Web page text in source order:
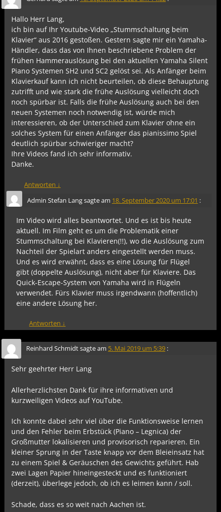
Hallo Herr Lang,
ich bin auf Ihr Youtube-Video „Stummschaltung beim
Klavier“ aus 2016 gestoßen. Gestern sagte mir ein Yamaha-
Händler, dass das von Ihnen beschriebene Problem der
frühen Hammerauslösung bei den aktuellen Yamaha Silent
Piano Systemen SH2 und SC2 gelöst sei. Als Anfänger beim
Klavierkauf kann ich nicht beurteilen, ob diese Behauptung
zutrifft und wie stark die frühe Auslösung vielleicht doch
noch spürbar ist. Falls die frühe Auslösung auch bei den
neuen Systemen noch notwendig ist, würde mich
interessieren, ob der Unterschied zum Klavier ohne ein
solches System für einen Anfänger das pianissimo Spiel
deutlich spürbar schwieriger macht?
Ihre Videos fand ich sehr informativ.
Danke.
Antworten ↓
Admin Stefan Langsagte am 18. September 2020 um 17:01 :
Im Video wird alles beantwortet. Und es ist bis heute
aktuell. Im Film geht es um die Problematik einer
Stummschaltung bei Klavieren(!!), wo die Auslösung zum
Nachteil der Spielart anders eingestellt werden muss.
Und es wird erwähnt, dass es eine Lösung für Flügel
gibt (doppelte Auslösung), nicht aber für Klaviere. Das
Quick-Escape-System von Yamaha wird in Flügeln
verwendet. Fürs Klavier muss irgendwann (hoffentlich)
eine andere Lösung her.
Antworten ↓
Reinhard Schmidtsagte am 5. Mai 2019 um 5:39 :
Sehr geehrter Herr Lang
Allerherzlichsten Dank für ihre informativen und
kurzweiligen Videos auf YouTube.
Ich konnte dabei sehr viel über die Funktionsweise lernen
und den Fehler beim Erbstück (Piano – Legnica) der
Großmutter lokalisieren und provisorisch reparieren. Ein
kleiner Sprung in der Taste knapp vor dem Bleieinsatz hat
zu einem Spiel & Geräuschen des Gewichts geführt. Hab
zwei Lagen Papier hineingesteckt und es funktioniert
(derzeit), überlege jedoch, ob ich es leimen kann / soll.
Schade, dass es so weit nach Aachen ist.